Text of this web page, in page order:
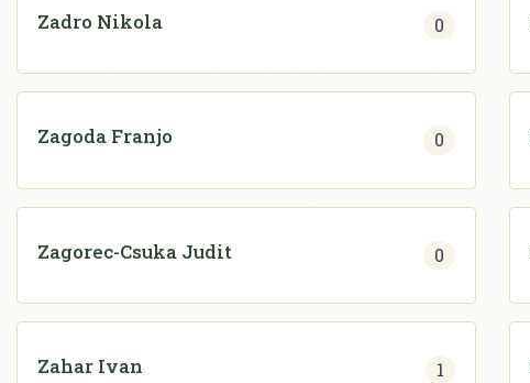
Zadro Nikola 0
Zagoda Franjo 0
Zagorec-Csuka Judit 0
Zahar Ivan 1